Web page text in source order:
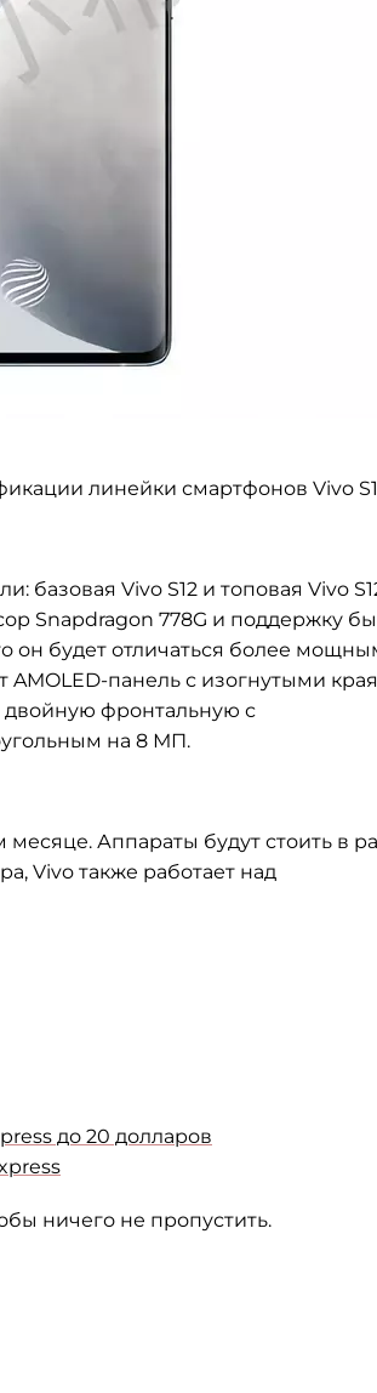
линейки смартфонов Vivo
базовая Vivo S12 и топовая Vivo
Snapdragon 778G и поддержку
он будет отличаться более
AMOLED-панель с изогнутыми
фронтальную с
на 8 МП.
Аппараты будут стоить в
Vivo также работает над
до 20 долларов
ничего не пропустить.